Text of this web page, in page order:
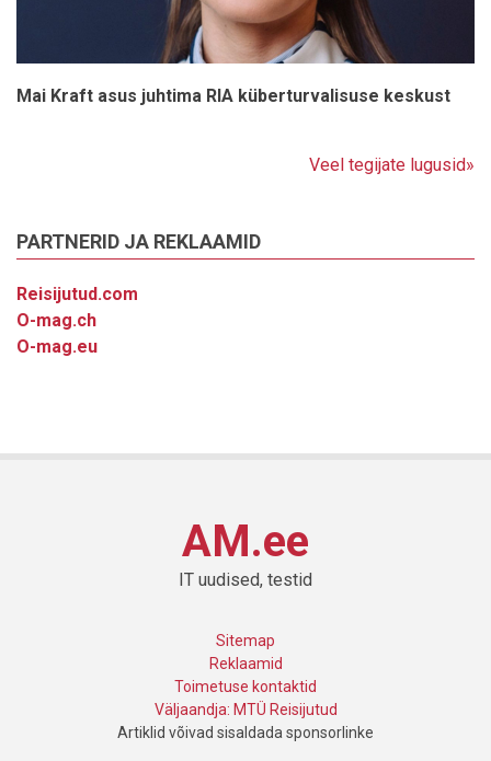
Mai Kraft asus juhtima RIA küberturvalisuse keskust
Veel tegijate lugusid»
PARTNERID JA REKLAAMID
Reisijutud.com
O-mag.ch
O-mag.eu
AM.ee
IT uudised, testid
Sitemap
Reklaamid
Toimetuse kontaktid
Väljaandja: MTÜ Reisijutud
Artiklid võivad sisaldada sponsorlinke